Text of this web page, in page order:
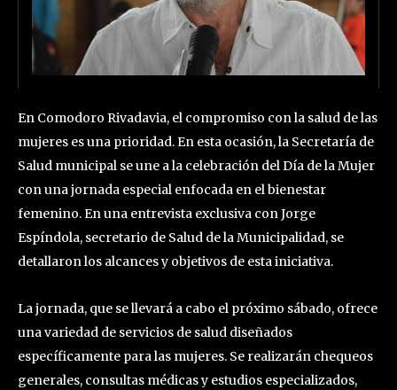
En Comodoro Rivadavia, el compromiso con la salud de las
mujeres es una prioridad. En esta ocasión, la Secretaría de
Salud municipal se une a la celebración del Día de la Mujer
con una jornada especial enfocada en el bienestar
femenino. En una entrevista exclusiva con Jorge
Espíndola, secretario de Salud de la Municipalidad, se
detallaron los alcances y objetivos de esta iniciativa.
La jornada, que se llevará a cabo el próximo sábado, ofrece
una variedad de servicios de salud diseñados
específicamente para las mujeres. Se realizarán chequeos
generales, consultas médicas y estudios especializados,